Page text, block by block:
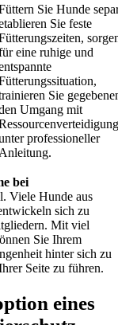
Sie Hunde
Sie feste
eine ruhige und
Sie
Umgang mit
professioneller
bei
Viele Hunde aus
sich zu
Mit viel
Sie Ihrem
hinter sich zu
Seite zu führen.
eines